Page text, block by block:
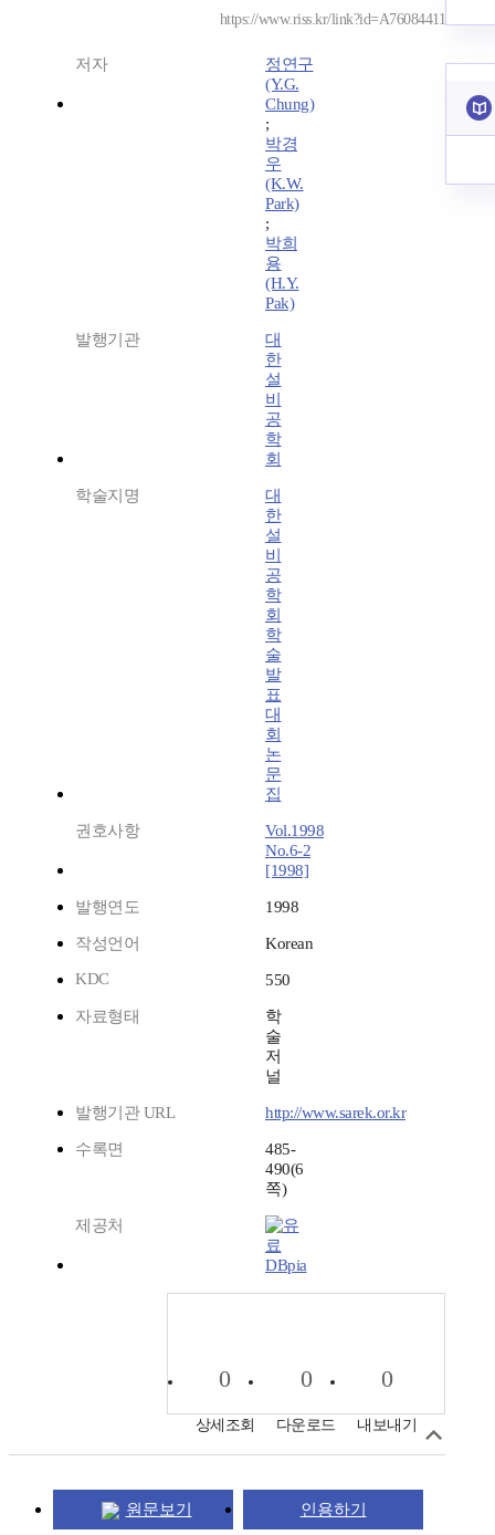
https://www.riss.kr/link?id=A76084411
저자
정연구
(Y.G.
Chung)
;
박경
우
(K.W.
Park)
;
박희
용
(H.Y.
Pak)
발행기관
대
한
설
비
공
학
회
학술지명
대
한
설
비
공
학
회
학
술
발
표
대
회
논
문
집
권호사항
Vol.1998
No.6-2
[1998]
발행연도 1998
작성언어
Korean
KDC
550
자료형태
학
술
저
널
발행기관 URL http://www.sarek.or.kr
수록면
485-
490(6
쪽)
제공처
DBpia
0
상세조회
0
다운로드
0
내보내기
원문보기 인용하기